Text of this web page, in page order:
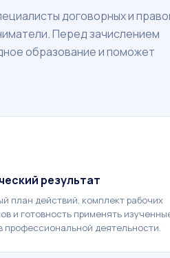
договорных и
Перед зачислением
образование и поможет
результат
план действий, комплект рабочих
и готовность применять
профессиональной деятельности.